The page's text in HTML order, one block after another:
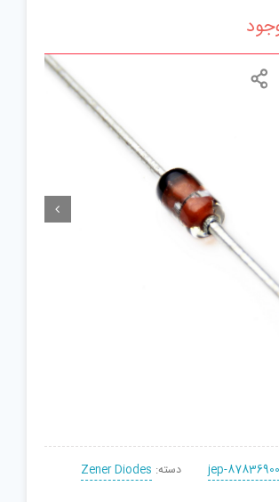

jep-87836900 دسته: Zener Diodes